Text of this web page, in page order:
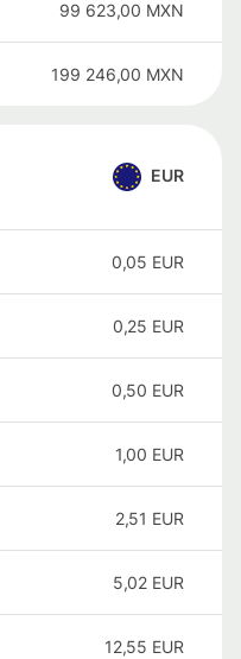
99 623,00 MXN
199 246,00 MXN
EUR
0,05 EUR
0,25 EUR
0,50 EUR
1,00 EUR
2,51 EUR
5,02 EUR
12,55 EUR